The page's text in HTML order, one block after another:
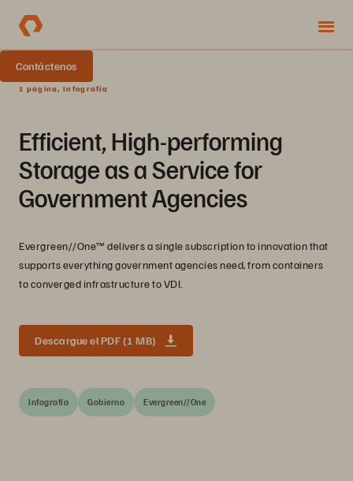
Contáctenos
1 página, Infografía
Efficient, High-performing
Storage as a Service for
Government Agencies
Evergreen//One™ delivers a single subscription to innovation that
supports everything government agencies need, from containers
to converged infrastructure to VDI.
Descargue el PDF (1 MB)
Infografía Gobierno Evergreen//One